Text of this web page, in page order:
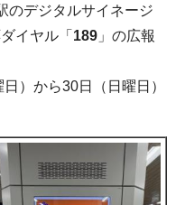
のデジタルサイネージ
イヤル「 189 」の広報
）から30日（日曜日）